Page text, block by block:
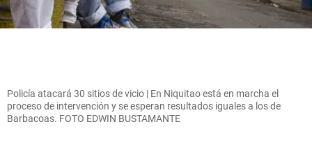
Policía atacará 30 sitios de vicio | En Niquitao está en marcha el
proceso de intervención y se esperan resultados iguales a los de
Barbacoas. FOTO EDWIN BUSTAMANTE